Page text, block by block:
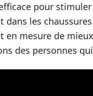
pour stimuler
dans les
en mesure de
des personnes